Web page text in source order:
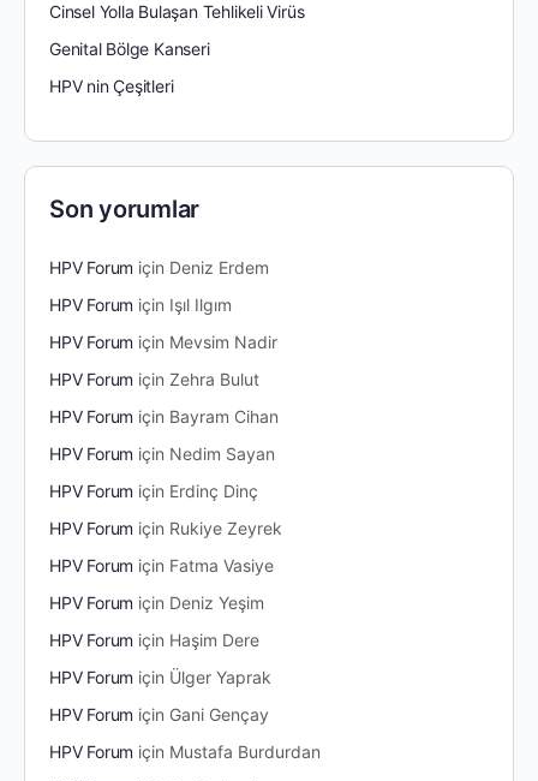
Cinsel Yolla Bulaşan Tehlikeli Virüs
Genital Bölge Kanseri
HPV nin Çeşitleri
Son yorumlar
HPV Forum için Deniz Erdem
HPV Forum için Işıl Ilgım
HPV Forum için Mevsim Nadir
HPV Forum içinZehra Bulut
HPV Forum için Bayram Cihan
HPV Forum için Nedim Sayan
HPV Forum için Erdinç Dinç
HPV Forum için Rukiye Zeyrek
HPV Forum için Fatma Vasiye
HPV Forum için Deniz Yeşim
HPV Forum için Haşim Dere
HPV Forum için Ülger Yaprak
HPV Forum için Gani Gençay
HPV Forum için Mustafa Burdurdan